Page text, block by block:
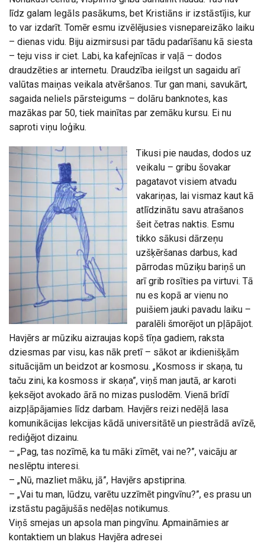
līdz galam legāls pasākums, bet Kristiāns ir izstāstījis, kur
to var izdarīt. Tomēr esmu izvēlējusies visnepareizāko laiku
– dienas vidu. Biju aizmirsusi par tādu padarīšanu kā siesta
– teju viss ir ciet. Labi, ka kafejnīcas ir vaļā – dodos
draudzēties ar internetu. Draudzība ieilgst un sagaidu arī
valūtas maiņas veikala atvēršanos. Tur gan mani, savukārt,
sagaida neliels pārsteigums – dolāru banknotes, kas
mazākas par 50, tiek mainītas par zemāku kursu. Ei nu
saproti viņu loģiku.
Tikusi pie naudas, dodos uz
veikalu – gribu šovakar
pagatavot visiem atvadu
vakariņas, lai vismaz kaut kā
atlīdzinātu savu atrašanos
šeit četras naktis. Esmu
tikko sākusi dārzeņu
uzšķēršanas darbus, kad
pārrodas mūziķu bariņš un
arī grib rosīties pa virtuvi. Tā
nu es kopā ar vienu no
puišiem jauki pavadu laiku –
paralēli šmorējot un pļāpājot.
Havjērs ar mūziku aizraujas kopš tīņa gadiem, raksta
dziesmas par visu, kas nāk pretī – sākot ar ikdienišķām
situācijām un beidzot ar kosmosu. „Kosmoss ir skaņa, tu
taču zini, ka kosmoss ir skaņa”, viņš man jautā, ar karoti
ķeksējot avokado ārā no mizas puslodēm. Vienā brīdī
aizpļāpājamies līdz darbam. Havjērs reizi nedēļā lasa
komunikācijas lekcijas kādā universitātē un piestrādā avīzē,
rediģējot dizainu.
– „Pag, tas nozīmē, ka tu māki zīmēt, vai ne?”, vaicāju ar
neslēptu interesi.
– „Nū, mazliet māku, jā”, Havjērs apstiprina.
– „Vai tu man, lūdzu, varētu uzzīmēt pingvīnu?”, es prasu un
izstāstu pagājušās nedēļas notikumus.
Viņš smejas un apsola man pingvīnu. Apmaināmies ar
kontaktiem un blakus Havjēra adresei